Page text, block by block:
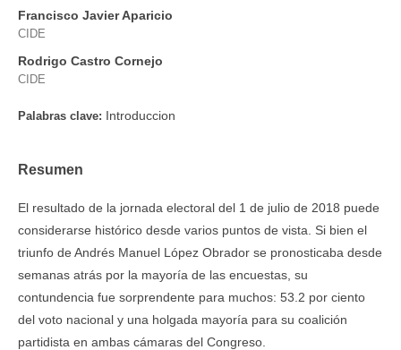
Francisco Javier Aparicio
CIDE
Rodrigo Castro Cornejo
CIDE
Palabras clave: Introduccion
Resumen
El resultado de la jornada electoral del 1 de julio de 2018 puede
considerarse histó­rico desde varios puntos de vista. Si bien el
triunfo de Andrés Manuel López Obrador se pronosticaba desde
semanas atrás por la mayoría de las encuestas, su
contundencia fue sorprendente para muchos: 53.2 por ciento
del voto nacional y una holgada mayoría para su coalición
partidista en ambas cámaras del Congreso.